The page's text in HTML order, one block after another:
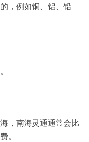
，例如铜、铝、铅
，南海灵通通常会比
。